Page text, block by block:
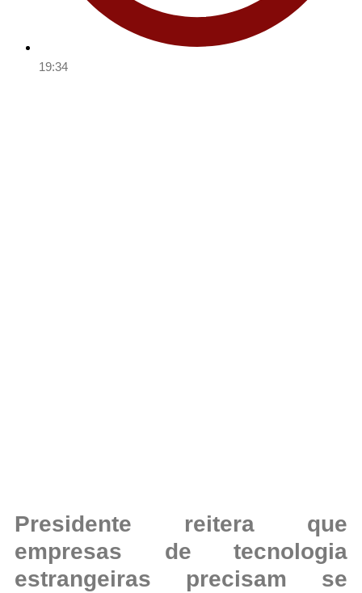
19:34
Presidente reitera que
empresas de tecnologia
estrangeiras precisam se